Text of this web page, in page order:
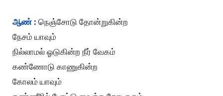
ஆண் : நெஞ்சோடு தோன்றுகின்ற
நேசம் யாவும்
நில்லாமல் ஓடுகின்ற நீர் வேகம்
கண்ணோடு காணுகின்ற
கோலம் யாவும்